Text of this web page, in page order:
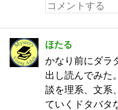
ほたる
かなり前にダラ
出し読んでみた
談を理系、文系
ていくドタバタ